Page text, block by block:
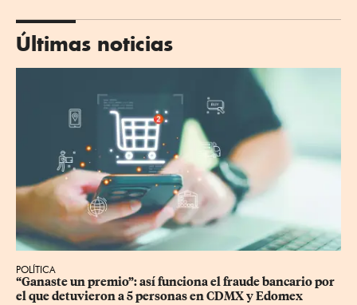
Últimas noticias
POLÍTICA
“Ganaste un premio”: así funciona el fraude bancario por
el que detuvieron a 5 personas en CDMX y Edomex